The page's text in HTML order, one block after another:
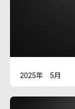
2025年 5月